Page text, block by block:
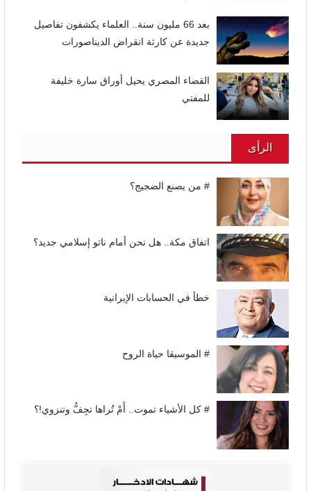
بعد 66 مليون سنة.. العلماء يكشفون تفاصيل
جديدة عن كارثة انقراض الديناصورات
القضاء المصري يحيل أوراق سارة خليفة
للمفتي
الرأى
# من يصنع الضجيج؟
اتفاق مكة.. هل نحن أمام ناتو إسلامي جديد؟
خطأ في الحسابات الإيرانية
# الموسيقا حياة الروح
# كل الأشياء تموت.. أَمْ تُراها تجِفُّ وتنزوي!؟